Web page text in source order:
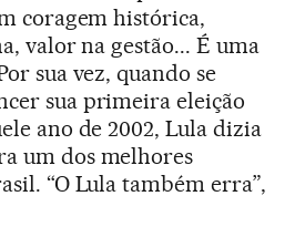
coragem histórica,
valor na gestão... É uma
sua vez, quando se
sua primeira eleição
ano de 2002, Lula dizia
um dos melhores
“O Lula também erra”,